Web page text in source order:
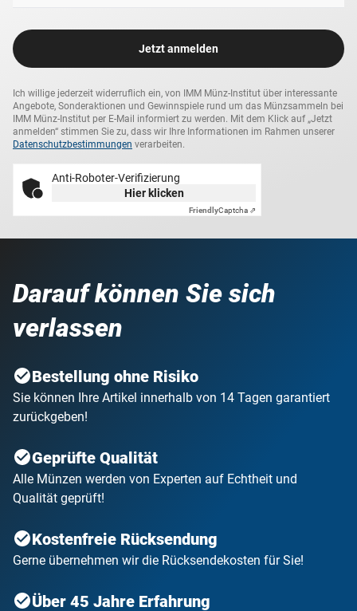
Jetzt anmelden
Ich willige jederzeit widerruflich ein, von IMM Münz-Institut über interessante
Angebote, Sonderaktionen und Gewinnspiele rund um das Münzsammeln bei
IMM Münz-Institut per E-Mail informiert zu werden. Mit dem Klick auf „Jetzt
anmelden“ stimmen Sie zu, dass wir Ihre Informationen im Rahmen unserer
Datenschutzbestimmungen verarbeiten.
Anti-Roboter-Verifizierung
Hier klicken
FriendlyCaptcha ⇗
Darauf können Sie sich
verlassen
Bestellung ohne Risiko
Sie können Ihre Artikel innerhalb von 14 Tagen garantiert
zurückgeben!
Geprüfte Qualität
Alle Münzen werden von Experten auf Echtheit und
Qualität geprüft!
Kostenfreie Rücksendung
Gerne übernehmen wir die Rücksendekosten für Sie!
Über 45 Jahre Erfahrung